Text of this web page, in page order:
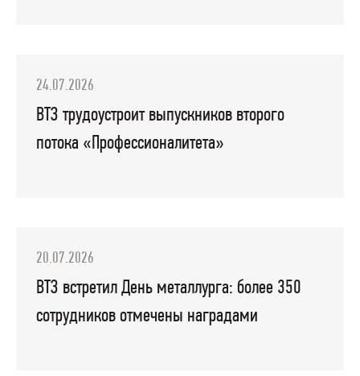
24.07.2026
ВТЗ трудоустроит выпускников второго
потока «Профессионалитета»
20.07.2026
ВТЗ встретил День металлурга: более 350
сотрудников отмечены наградами